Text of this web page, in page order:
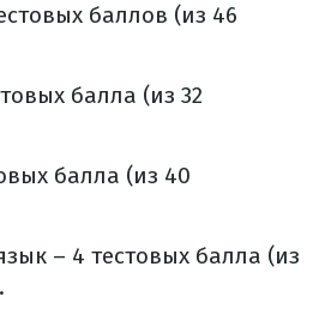
баллов (из 46
балла (из 32
балла (из 40
– 4 тестовых балла (из